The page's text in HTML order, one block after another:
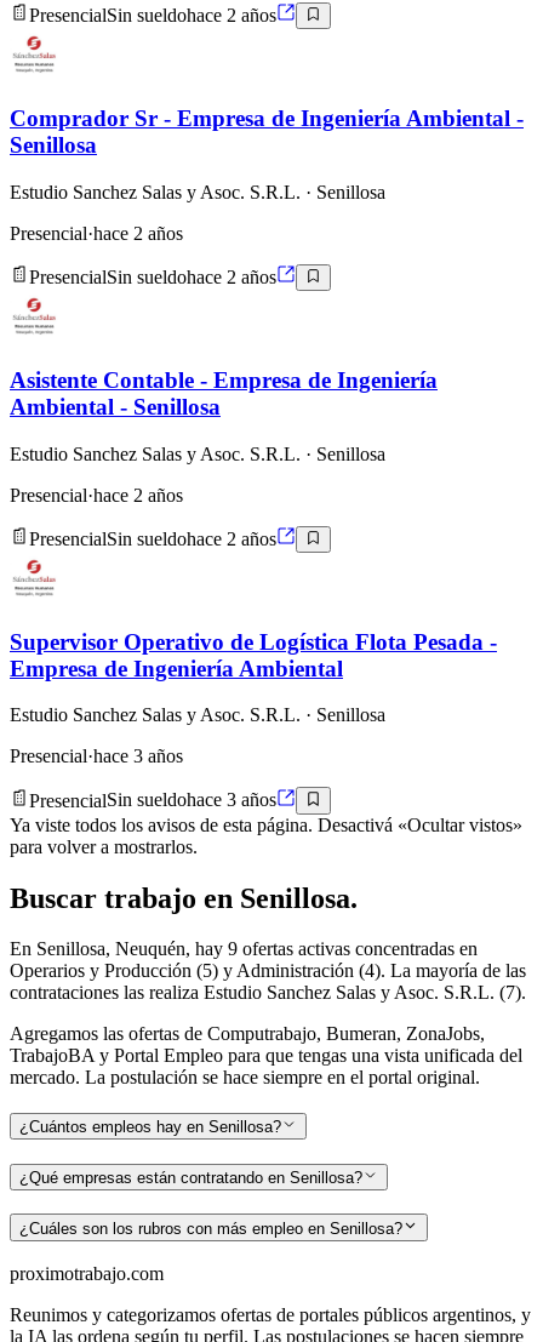
PresencialSin sueldohace 2 años
Comprador Sr - Empresa de Ingeniería Ambiental -
Senillosa
Estudio Sanchez Salas y Asoc. S.R.L. · Senillosa
Presencial·hace 2 años
PresencialSin sueldohace 2 años
Asistente Contable - Empresa de Ingeniería
Ambiental - Senillosa
Estudio Sanchez Salas y Asoc. S.R.L. · Senillosa
Presencial·hace 2 años
PresencialSin sueldohace 2 años
Supervisor Operativo de Logística Flota Pesada -
Empresa de Ingeniería Ambiental
Estudio Sanchez Salas y Asoc. S.R.L. · Senillosa
Presencial·hace 3 años
PresencialSin sueldohace 3 años
Ya viste todos los avisos de esta página. Desactivá «Ocultar vistos»
para volver a mostrarlos.
Buscar trabajo en Senillosa.
En Senillosa, Neuquén, hay 9 ofertas activas concentradas en
Operarios y Producción (5) y Administración (4). La mayoría de las
contrataciones las realiza Estudio Sanchez Salas y Asoc. S.R.L. (7).
Agregamos las ofertas de Computrabajo, Bumeran, ZonaJobs,
TrabajoBA y Portal Empleo para que tengas una vista unificada del
mercado. La postulación se hace siempre en el portal original.
¿Cuántos empleos hay en Senillosa?
¿Qué empresas están contratando en Senillosa?
¿Cuáles son los rubros con más empleo en Senillosa?
proximotrabajo.com
Reunimos y categorizamos ofertas de portales públicos argentinos, y
la IA las ordena según tu perfil. Las postulaciones se hacen siempre